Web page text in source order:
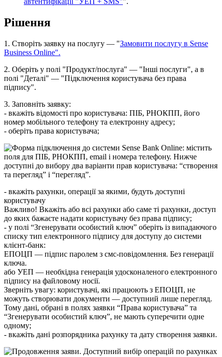
Рішення
1 . Створіть заявку на послугу — "Замовити послугу в Sense
Business Online".
2. Оберіть у полі "Продукт/послуга" — "Інші послуги", а в
полі "Деталі" — "Підключення користувача без права
підпису".
3. Заповніть заявку:
- вкажіть відомості про користувача: ПІБ, РНОКПП, його
номер мобільного телефону та електронну адресу;
- оберіть права користувача;
- вкажіть рахунки, операції за якими, будуть доступні
користувачу
Важливо! Вкажіть або всі рахунки або саме ті рахунки, доступ
до яких бажаєте надати користувачу без права підпису;
- у полі “Згенерувати особистий ключ” оберіть із випадаючого
списку тип електронного підпису для доступу до системи
клієнт-банк:
ЕПОЦП — підпис паролем з смс-повідомлення. Без генерації
ключа.
або УЕП — необхідна генерація удосконаленого електронного
підпису на файловому носії.
Зверніть увагу: користувачі, які працюють з ЕПОЦП, не
можуть створювати документи — доступний лише перегляд.
Тому дані, обрані в полях заявки “Права користувача” та
“Згенерувати особистий ключ”, не мають суперечити одне
одному;
- вкажіть дані розпорядника рахунку та дату створення заявки.